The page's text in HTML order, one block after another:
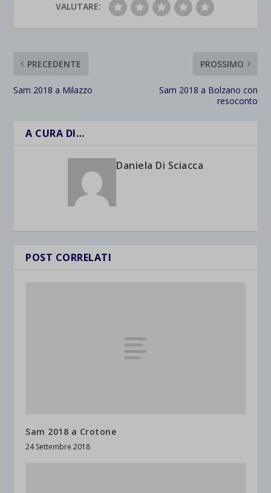
VALUTARE:
PRECEDENTE
Sam 2018 a Milazzo
PROSSIMO
Sam 2018 a Bolzano con
resoconto
A CURA DI…
Daniela Di Sciacca
POST CORRELATI
Sam 2018 a Crotone
24 Settembre 2018